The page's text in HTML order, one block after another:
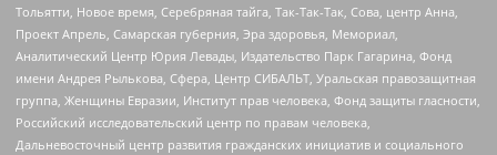
Тольятти, Новое время, Серебряная тайга, Так-Так-Так, Сова, центр Анна,
Проект Апрель, Самарская губерния, Эра здоровья, Мемориал,
Аналитический Центр Юрия Левады, Издательство Парк Гагарина, Фонд
имени Андрея Рылькова, Сфера, Центр СИБАЛЬТ, Уральская правозащитная
группа, Женщины Евразии, Институт прав человека, Фонд защиты гласности,
Российский исследовательский центр по правам человека,
Дальневосточный центр развития гражданских инициатив и социального